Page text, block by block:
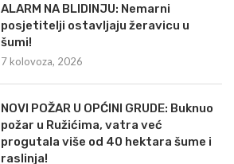
ALARM NA BLIDINJU: Nemarni
posjetitelji ostavljaju žeravicu u
šumi!
7 kolovoza, 2026
NOVI POŽAR U OPĆINI GRUDE: Buknuo
požar u Ružićima, vatra već
progutala više od 40 hektara šume i
raslinja!